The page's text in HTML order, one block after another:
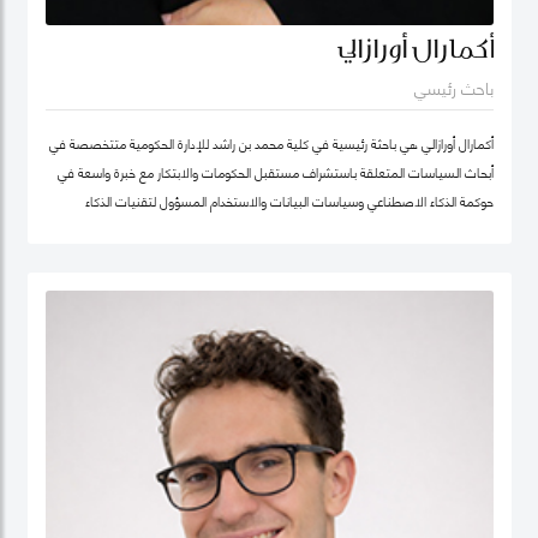
أكمارال أورازالي
باحث رئيسي
أكمارال أورازالي هي باحثة رئيسية في كلية محمد بن راشد للإدارة الحكومية متتخصصة في
أبحاث السياسات المتعلقة باستشراف مستقبل الحكومات والابتكار مع خبرة واسعة في
حوكمة الذكاء الاصطناعي وسياسات البيانات والاستخدام المسؤول لتقنيات الذكاء
وسياسات البيانات مع اهتمام خاص بتطوير أطر عملية تدعم الابتكار في القطاع العام
التطبيقية، مستندة إلى تجربة مهنية غنية في التحول الرقمي للقطاع الحكومي.